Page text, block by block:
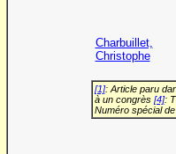
Charbuillet,
Christophe
[1]: Article paru
à un congrès [4]:
Numéro spécial